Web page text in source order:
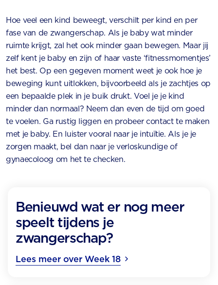
Hoe veel een kind beweegt, verschilt per kind en per
fase van de zwangerschap. Als je baby wat minder
ruimte krijgt, zal het ook minder gaan bewegen. Maar jij
zelf kent je baby en zijn of haar vaste ‘fitnessmomentjes’
het best. Op een gegeven moment weet je ook hoe je
beweging kunt uitlokken, bijvoorbeeld als je zachtjes op
een bepaalde plek in je buik drukt. Voel je je kind
minder dan normaal? Neem dan even de tijd om goed
te voelen. Ga rustig liggen en probeer contact te maken
met je baby. En luister vooral naar je intuïtie. Als je je
zorgen maakt, bel dan naar je verloskundige of
gynaecoloog om het te checken.
Benieuwd wat er nog meer
speelt tijdens je
zwangerschap?
Lees meer over Week 18